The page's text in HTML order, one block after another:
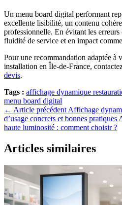
Un menu board digital performant
excellente lisibilité, un contenu
professionnelle. En évitant les erreurs
fluidité de service et en impact
Pour une recommandation adaptée à
installation en Île-de-France,
devis.
Tags : affichage dynamique
menu board digital
← Article précédent Affichage
d’usage concrets et bonnes pratiques
haute luminosité : comment choisir ?
Articles similaires